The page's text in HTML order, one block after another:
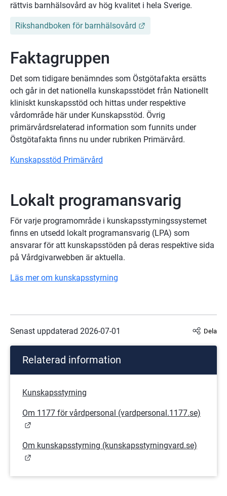
rättvis barnhälsovård av hög kvalitet i hela Sverige.
Rikshandboken för barnhälsovård
Faktagruppen
Det som tidigare benämndes som Östgötafakta ersätts
och går in det nationella kunskapsstödet från Nationellt
kliniskt kunskapsstöd och hittas under respektive
vårdområde här under Kunskapsstöd. Övrig
primärvårdsrelaterad information som funnits under
Östgötafakta finns nu under rubriken Primärvård.
Kunskapsstöd Primärvård
Lokalt programansvarig
För varje programområde i kunskapsstyrningssystemet
finns en utsedd lokalt programansvarig (LPA) som
ansvarar för att kunskapsstöden på deras respektive sida
på Vårdgivarwebben är aktuella.
Läs mer om kunskapsstyrning
Senast uppdaterad 2026-07-01 Dela
Relaterad information
Kunskapsstyrning
Om 1177 för vårdpersonal (vardpersonal.1177.se)
Om kunskapsstyrning (kunskapsstyrningvard.se)